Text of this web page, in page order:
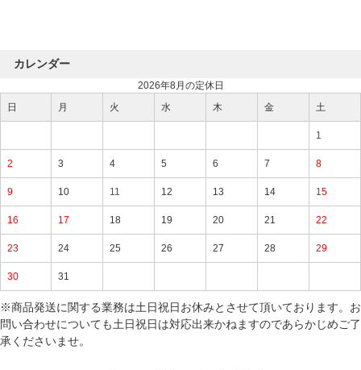
カレンダー
2026年8月の定休日
日
月 火 水 木 金 土
1
2 3 4 5 6 7 8
9 10 11 12 13 14 15
16 17 18 19 20 21 22
23 24 25 26 27 28 29
30 31
※商品発送に関する業務は土日祝日お休みとさせて頂いております。お
問い合わせについても土日祝日は対応出来かねますのであらかじめご了
承くださいませ。